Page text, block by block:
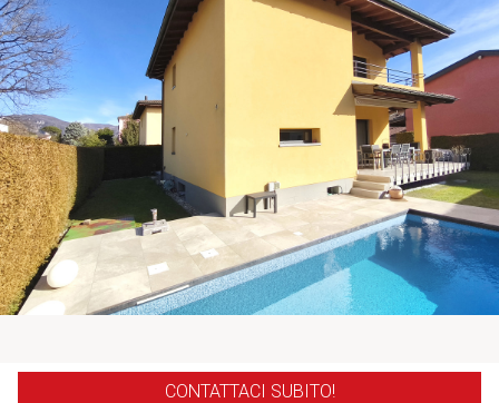
CONTATTACI SUBITO!